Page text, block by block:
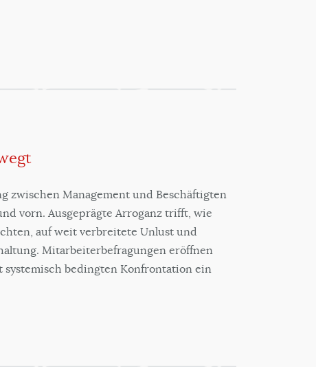
zwischen Management und Beschäftigten
vorn. Ausgeprägte Arroganz trifft, wie
auf weit verbreitete Unlust und
Mitarbeiterbefragungen eröffnen
systemisch bedingten Konfrontation ein